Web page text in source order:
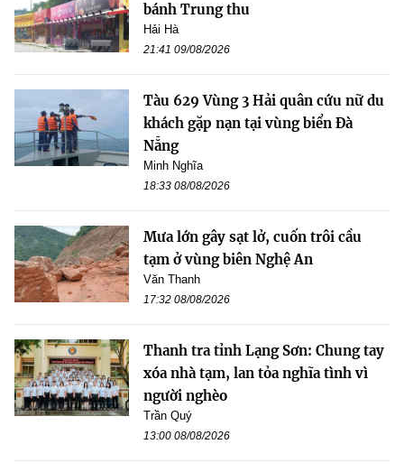
bánh Trung thu
Hải Hà
21:41 09/08/2026
Tàu 629 Vùng 3 Hải quân cứu nữ du
khách gặp nạn tại vùng biển Đà
Nẵng
Minh Nghĩa
18:33 08/08/2026
Mưa lớn gây sạt lở, cuốn trôi cầu
tạm ở vùng biên Nghệ An
Văn Thanh
17:32 08/08/2026
Thanh tra tỉnh Lạng Sơn: Chung tay
xóa nhà tạm, lan tỏa nghĩa tình vì
người nghèo
Trần Quý
13:00 08/08/2026